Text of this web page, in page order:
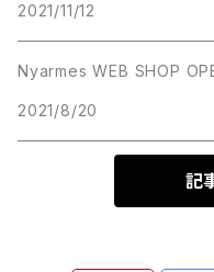
2021/11/12
Nyarmes WEB SHOP
2021/8/20
記